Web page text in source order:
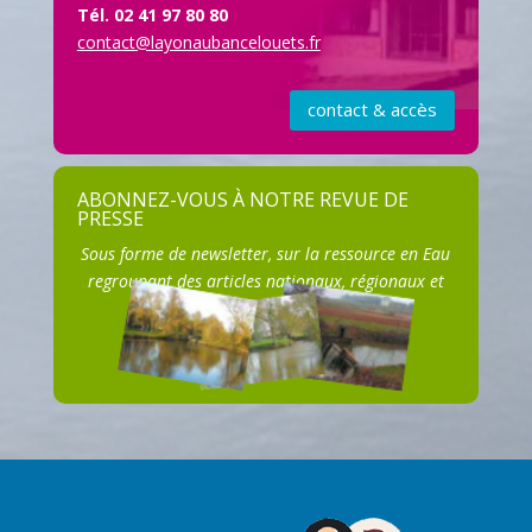
Tél. 02 41 97 80 80
contact@layonaubancelouets.fr
contact & accès
ABONNEZ-VOUS À NOTRE REVUE DE
PRESSE
Sous forme de newsletter, sur la ressource en Eau
regroupant des articles nationaux, régionaux et
locaux.
S'ABONNER